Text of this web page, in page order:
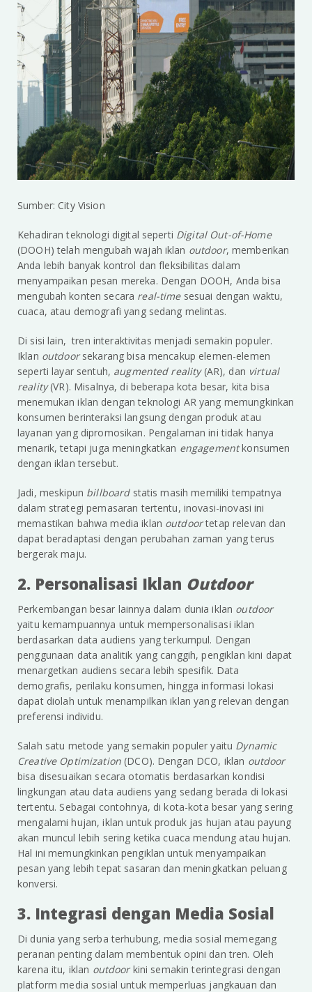
Sumber: City Vision
Kehadiran teknologi digital seperti Digital Out-of-Home
(DOOH) telah mengubah wajah iklan outdoor, memberikan
Anda lebih banyak kontrol dan fleksibilitas dalam
menyampaikan pesan mereka. Dengan DOOH, Anda bisa
mengubah konten secara real-timesesuai dengan waktu,
cuaca, atau demografi yang sedang melintas.
Di sisi lain, tren interaktivitas menjadi semakin populer.
Iklan outdoorsekarang bisa mencakup elemen-elemen
seperti layar sentuh, augmented reality(AR), dan virtual
reality(VR). Misalnya, di beberapa kota besar, kita bisa
menemukan iklan dengan teknologi AR yang memungkinkan
konsumen berinteraksi langsung dengan produk atau
layanan yang dipromosikan. Pengalaman ini tidak hanya
menarik, tetapi juga meningkatkan engagementkonsumen
dengan iklan tersebut.
Jadi, meskipun billboard statis masih memiliki tempatnya
dalam strategi pemasaran tertentu, inovasi-inovasi ini
memastikan bahwa media iklan outdoortetap relevan dan
dapat beradaptasi dengan perubahan zaman yang terus
bergerak maju.
2. Personalisasi Iklan Outdoor
Perkembangan besar lainnya dalam dunia iklan outdoor
yaitu kemampuannya untuk mempersonalisasi iklan
berdasarkan data audiens yang terkumpul. Dengan
penggunaan data analitik yang canggih, pengiklan kini dapat
menargetkan audiens secara lebih spesifik. Data
demografis, perilaku konsumen, hingga informasi lokasi
dapat diolah untuk menampilkan iklan yang relevan dengan
preferensi individu.
Salah satu metode yang semakin populer yaitu Dynamic
Creative Optimization(DCO). Dengan DCO, iklan outdoor
bisa disesuaikan secara otomatis berdasarkan kondisi
lingkungan atau data audiens yang sedang berada di lokasi
tertentu. Sebagai contohnya, di kota-kota besar yang sering
mengalami hujan, iklan untuk produk jas hujan atau payung
akan muncul lebih sering ketika cuaca mendung atau hujan.
Hal ini memungkinkan pengiklan untuk menyampaikan
pesan yang lebih tepat sasaran dan meningkatkan peluang
konversi.
3. Integrasi dengan Media Sosial
Di dunia yang serba terhubung, media sosial memegang
peranan penting dalam membentuk opini dan tren. Oleh
karena itu, iklan outdoorkini semakin terintegrasi dengan
platform media sosial untuk memperluas jangkauan dan